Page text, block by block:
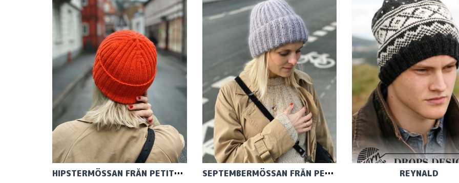
HIPSTERMÖSSAN FRÅN PETITEKNIT SEPTEMBERMÖSSAN FRÅN PETITE KNIT REYNALD